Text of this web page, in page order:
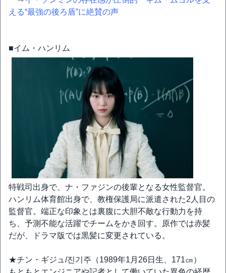
える“最強の後ろ盾”に絶賛の声
■イム・ハンリム
特戦司出身で、ナ・ファジンの後輩となる女性監督官。
ハンリム体育館出身で、教権保護局に派遣された2人目の
監督官。端正な印象とは裏腹に大胆不敵な行動力を持
ち、予測不能な活躍でチームをかき回す。原作では赤髪
だが、ドラマ版では黒髪に変更されている。
★チン・ギジュ/진기주（1989年1月26日生、171㎝）